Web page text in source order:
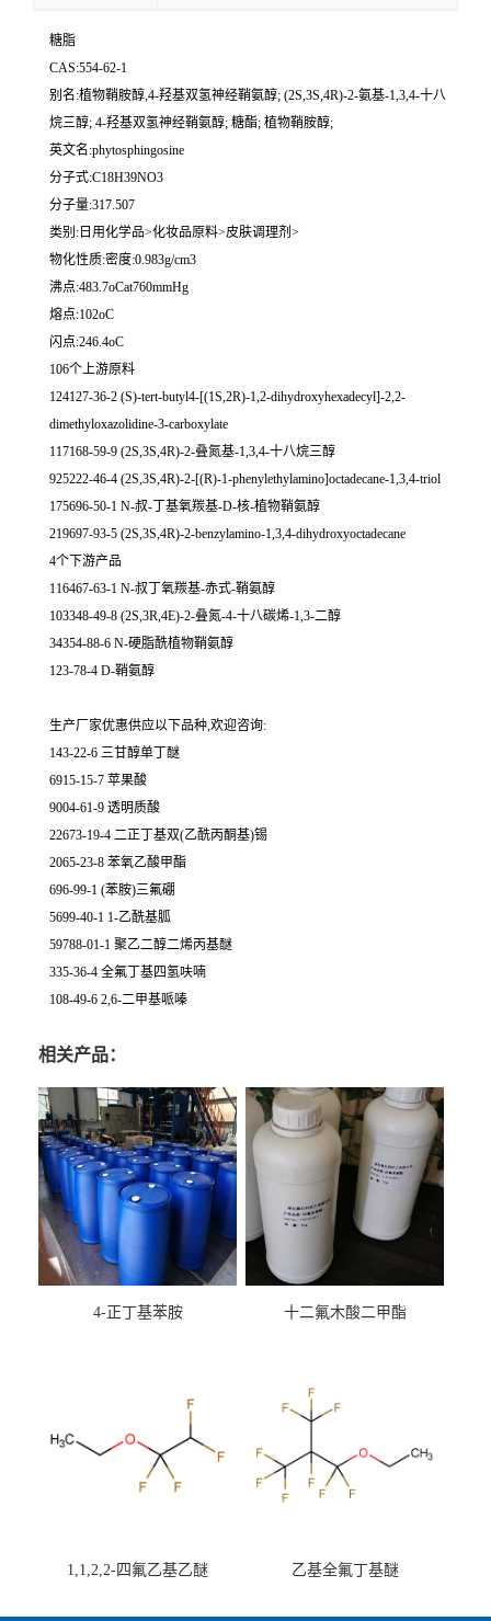
糖脂
CAS:554-62-1
别名:植物鞘胺醇,4-羟基双氢神经鞘氨醇; (2S,3S,4R)-2-氨基-1,3,4-十八
烷三醇; 4-羟基双氢神经鞘氨醇; 糖酯; 植物鞘胺醇;
英文名:phytosphingosine
分子式:C18H39NO3
分子量:317.507
类别:日用化学品>化妆品原料>皮肤调理剂>
物化性质:密度:0.983g/cm3
沸点:483.7oCat760mmHg
熔点:102oC
闪点:246.4oC
106个上游原料
124127-36-2 (S)-tert-butyl4-[(1S,2R)-1,2-dihydroxyhexadecyl]-2,2-
dimethyloxazolidine-3-carboxylate
117168-59-9 (2S,3S,4R)-2-叠氮基-1,3,4-十八烷三醇
925222-46-4 (2S,3S,4R)-2-[(R)-1-phenylethylamino]octadecane-1,3,4-triol
175696-50-1 N-叔-丁基氧羰基-D-核-植物鞘氨醇
219697-93-5 (2S,3S,4R)-2-benzylamino-1,3,4-dihydroxyoctadecane
4个下游产品
116467-63-1 N-叔丁氧羰基-赤式-鞘氨醇
103348-49-8 (2S,3R,4E)-2-叠氮-4-十八碳烯-1,3-二醇
34354-88-6 N-硬脂酰植物鞘氨醇
123-78-4 D-鞘氨醇
生产厂家优惠供应以下品种,欢迎咨询:
143-22-6 三甘醇单丁醚
6915-15-7 苹果酸
9004-61-9 透明质酸
22673-19-4 二正丁基双(乙酰丙酮基)锡
2065-23-8 苯氧乙酸甲酯
696-99-1 (苯胺)三氟硼
5699-40-1 1-乙酰基胍
59788-01-1 聚乙二醇二烯丙基醚
335-36-4 全氟丁基四氢呋喃
108-49-6 2,6-二甲基哌嗪
相关产品：
4-正丁基苯胺 十二氟木酸二甲酯
1,1,2,2-四氟乙基乙醚 乙基全氟丁基醚